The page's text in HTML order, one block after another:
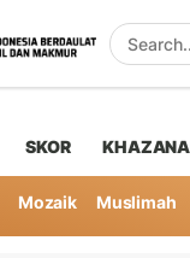
SKOR
Mozaik Muslimah